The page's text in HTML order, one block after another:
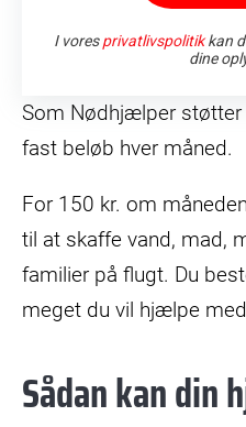
Som Nødhjælper
fast beløb hver måned.
For 150 kr. om
til at skaffe vand, mad,
familier på flugt. Du
meget du vil hjælpe
Sådan kan din